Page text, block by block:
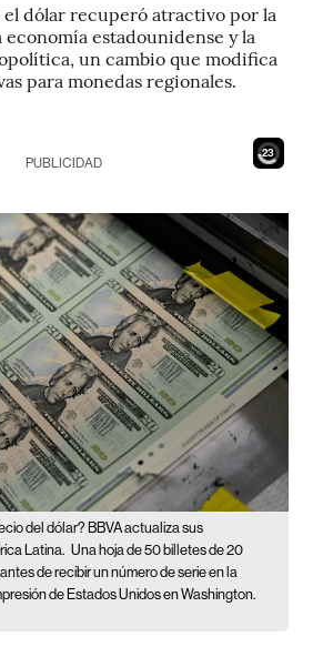
el dólar recuperó atractivo por la
estadounidense y la
un cambio que modifica
para monedas regionales.
21
PUBLICIDAD
del dólar? BBVA actualiza sus
Latina. Una hoja de 50 billetes de 20
de recibir un número de serie en la
de Estados Unidos en Washington.